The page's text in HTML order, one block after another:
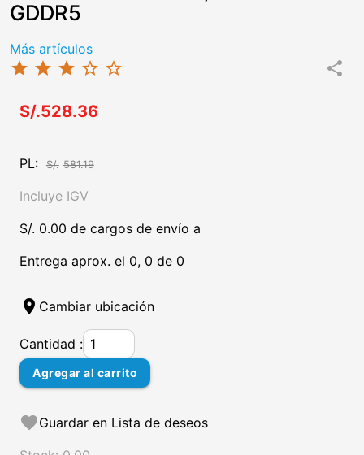
GDDR5
Más artículos
star star star star_border star_border share
S/.528.36
PL: S/. 581.19
Incluye IGV
S/. 0.00 de cargos de envío a
Entrega aprox. el 0, 0 de 0
location_on Cambiar ubicación
Cantidad :
Agregar al carrito
favoriteGuardar en Lista de deseos